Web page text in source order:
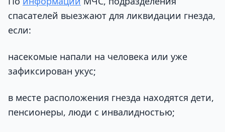
спасателей выезжают для ликвидации гнезда,
если:
насекомые напали на человека или уже
зафиксирован укус;
в месте расположения гнезда находятся дети,
пенсионеры, люди с инвалидностью;